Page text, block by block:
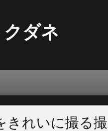
ダネ
きれいに撮る